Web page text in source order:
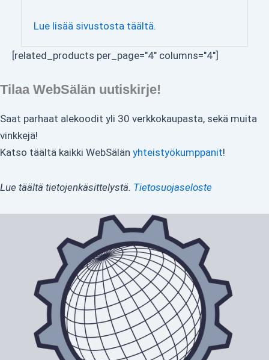
Lue lisää sivustosta täältä.
[related_products per_page="4" columns="4"]
Tilaa WebSälän uutiskirje!
Saat parhaat alekoodit yli 30 verkkokaupasta, sekä muita
vinkkejä!
Katso täältä kaikki WebSälän yhteistyökumppanit!
Lue täältä tietojenkäsittelystä. Tietosuojaseloste